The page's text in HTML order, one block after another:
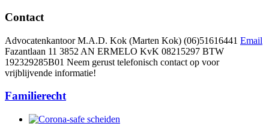
Contact
Advocatenkantoor M.A.D. Kok (Marten Kok) (06)51616441 Email
Fazantlaan 11 3852 AN ERMELO KvK 08215297 BTW
192329285B01 Neem gerust telefonisch contact op voor
vrijblijvende informatie!
Familierecht